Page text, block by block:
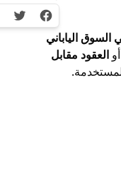
Facebook
الياباني
أوالعقود مقابل